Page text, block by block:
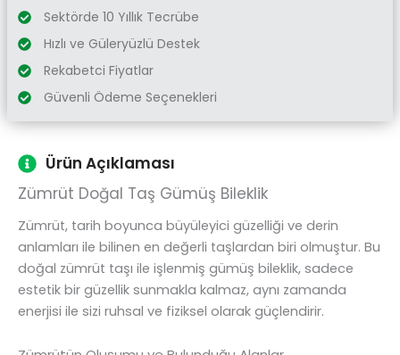
Sektörde 10 Yıllık Tecrübe
Hızlı ve Güleryüzlü Destek
Rekabetci Fiyatlar
Güvenli Ödeme Seçenekleri
Ürün Açıklaması
Zümrüt Doğal Taş Gümüş Bileklik
Zümrüt, tarih boyunca büyüleyici güzelliği ve derin
anlamları ile bilinen en değerli taşlardan biri olmuştur. Bu
doğal zümrüt taşı ile işlenmiş gümüş bileklik, sadece
estetik bir güzellik sunmakla kalmaz, aynı zamanda
enerjisi ile sizi ruhsal ve fiziksel olarak güçlendirir.